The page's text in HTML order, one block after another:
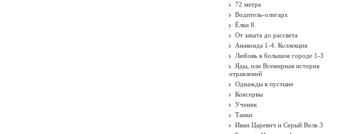
72 метра
Водитель-олигарх
Ёлки 8
От заката до рассвета
Анаконда 1-4. Коллекция
Любовь в большом городе 1-3
Яды, или Всемирная история
отравлений
Однажды в пустыне
Консервы
Ученик
Танки
Иван Царевич и Серый Волк 3